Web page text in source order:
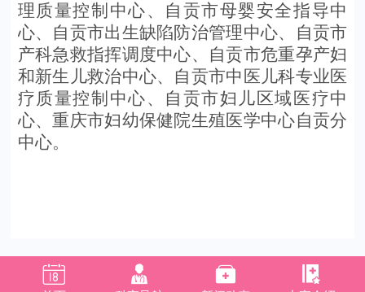
理质量控制中心、自贡市母婴安全指导中
心、自贡市出生缺陷防治管理中心、自贡市
产科急救指挥调度中心、自贡市危重孕产妇
和新生儿救治中心、自贡市中医儿科专业医
疗质量控制中心、自贡市妇儿区域医疗中
心、重庆市妇幼保健院生殖医学中心自贡分
中心。
   